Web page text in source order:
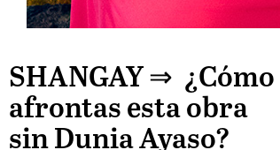
SHANGAY ⇒ ¿Cómo
afrontas esta obra
sin Dunia Ayaso?